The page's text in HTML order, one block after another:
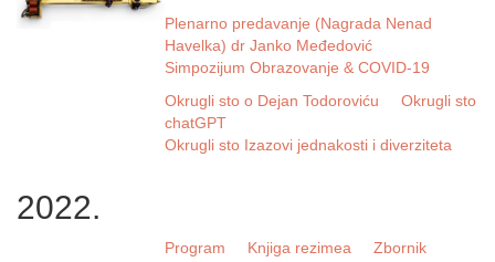
Plenarno predavanje (Nagrada Nenad
Havelka) dr Janko Međedović
Simpozijum Obrazovanje & COVID-19
Okrugli sto o Dejan Todoroviću
Okrugli sto
chatGPT
Okrugli sto Izazovi jednakosti i diverziteta
2022.
Program Knjiga rezimea
Zbornik